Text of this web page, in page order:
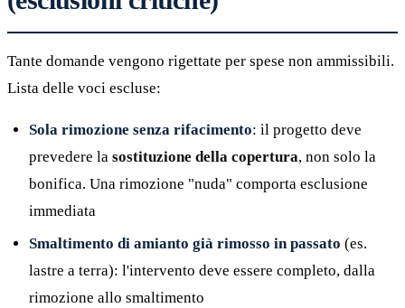
Tante domande vengono rigettate per spese non ammissibili.
Lista delle voci escluse:
Sola rimozione senza rifacimento: il progetto deve
prevedere la sostituzione della copertura, non solo la
bonifica. Una rimozione "nuda" comporta esclusione
immediata
Smaltimento di amianto già rimosso in passato (es.
lastre a terra): l'intervento deve essere completo, dalla
rimozione allo smaltimento